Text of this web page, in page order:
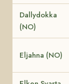
Dallydokka
(NO)
Eljahna (NO)